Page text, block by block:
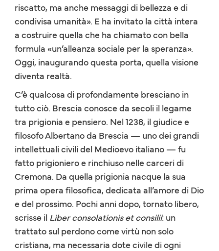
riscatto, ma anche messaggi di bellezza e di
condivisa umanità». E ha invitato la città intera
a costruire quella che ha chiamato con bella
formula «un’alleanza sociale per la speranza».
Oggi, inaugurando questa porta, quella visione
diventa realtà.
C’è qualcosa di profondamente bresciano in
tutto ciò. Brescia conosce da secoli il legame
tra prigionia e pensiero. Nel 1238, il giudice e
filosofo Albertano da Brescia — uno dei grandi
intellettuali civili del Medioevo italiano — fu
fatto prigioniero e rinchiuso nelle carceri di
Cremona. Da quella prigionia nacque la sua
prima opera filosofica, dedicata all’amore di Dio
e del prossimo. Pochi anni dopo, tornato libero,
scrisse il Liber consolationis et consilii: un
trattato sul perdono come virtù non solo
cristiana, ma necessaria dote civile di ogni